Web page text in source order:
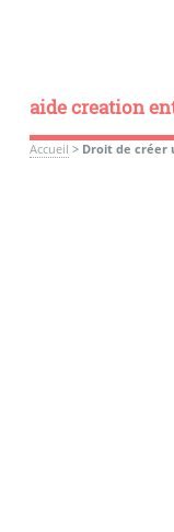
aide creation
Accueil > Droit de créer